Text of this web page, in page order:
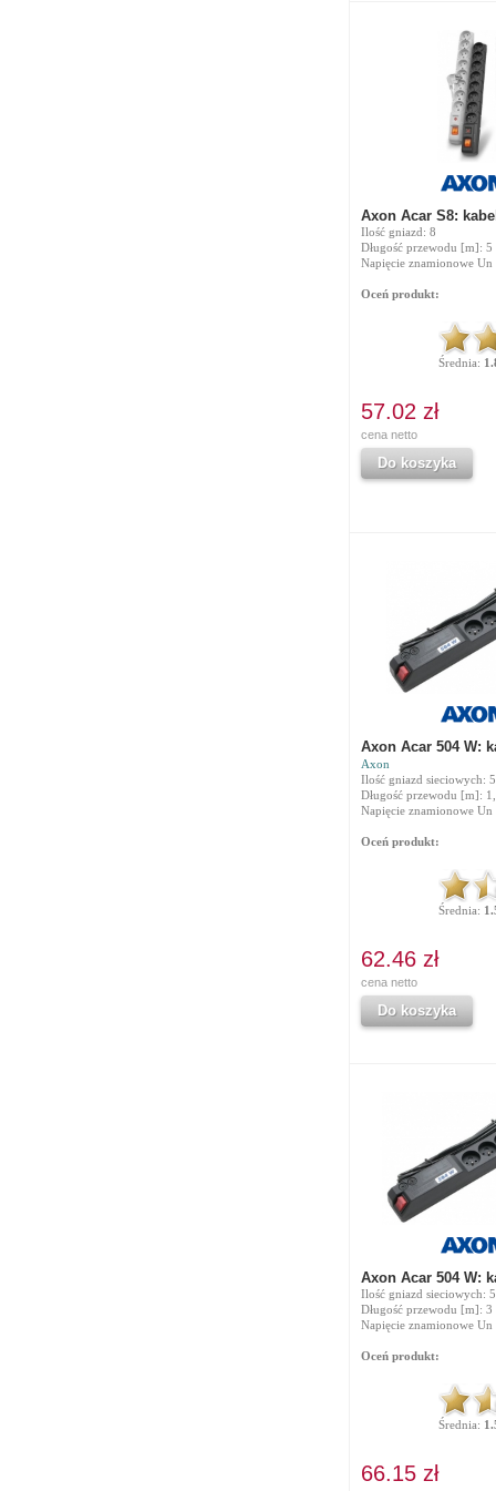
Axon Acar S8:
Ilość gniazd: 8
Długość przewodu [m]: 5
Napięcie znamionowe
Oceń produkt:
Średnia:
57.02 zł
cena netto
Do koszyka
Axon Acar 504 W:
Axon
Ilość gniazd sieciowych: 5
Długość przewodu [m]:
Napięcie znamionowe
Oceń produkt:
Średnia:
62.46 zł
cena netto
Do koszyka
Axon Acar 504 W:
Ilość gniazd sieciowych: 5
Długość przewodu [m]: 3
Napięcie znamionowe
Oceń produkt:
Średnia:
66.15 zł